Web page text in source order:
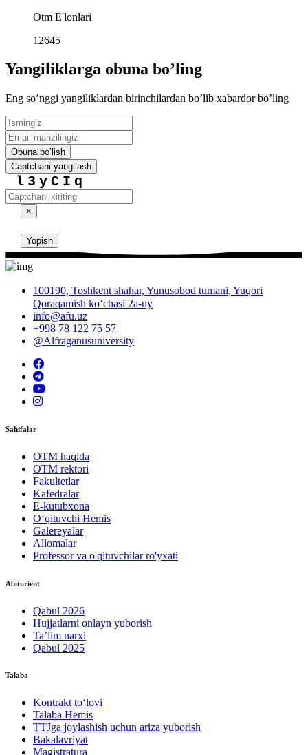
Otm E'lonlari
12645
Yangiliklarga obuna boʼling
Eng soʼnggi yangiliklardan birinchilardan boʼlib xabardor boʼling
Obuna boʼlish
Captchani yangilash
l3yCIq
×
Yopish
100190, Toshkent shahar, Yunusobod tumani, Yuqori
Qoraqamish ko‘chasi 2a-uy
info@afu.uz
+998 78 122 75 57
@Alfraganusuniversity
Sahifalar
OTM haqida
OTM rektori
Fakultetlar
Kafedralar
E-kutubxona
O‘qituvchi Hemis
Galereyalar
Allomalar
Professor va o'qituvchilar ro'yxati
Abiturient
Qabul 2026
Hujjatlarni onlayn yuborish
Ta’lim narxi
Qabul 2025
Talaba
Kontrakt to‘lovі
Talaba Hemis
TTJga joylashish uchun ariza yuborish
Bakalavriyat
Magistratura